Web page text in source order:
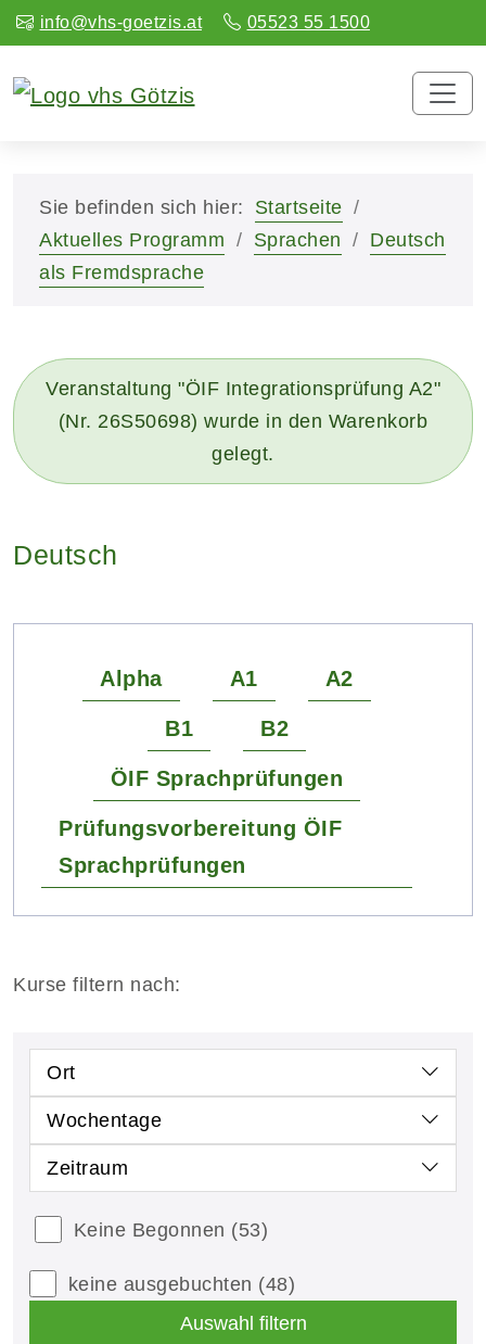
info@vhs-goetzis.at 05523 55 1500
Sie befinden sich hier:
Startseite
Aktuelles Programm
Sprachen
Deutsch
als Fremdsprache
Veranstaltung "ÖIF Integrationsprüfung A2"
(Nr. 26S50698) wurde in den Warenkorb
gelegt.
Deutsch
Alpha A1 A2
B1 B2
ÖIF Sprachprüfungen
Prüfungsvorbereitung ÖIF
Sprachprüfungen
Kurse filtern nach:
Ort
Wochentage
Zeitraum
Keine Begonnen (53)
keine ausgebuchten (48)
Auswahl filtern